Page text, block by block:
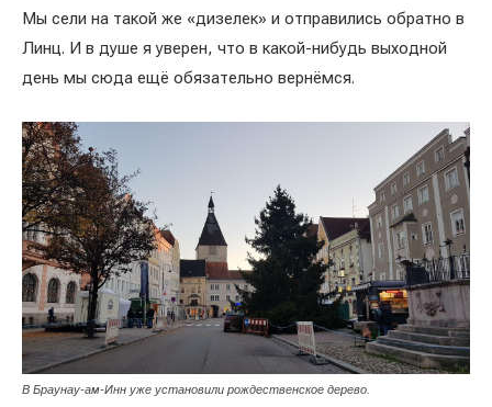
Мы сели на такой же «дизелек» и отправились обратно в
Линц. И в душе я уверен, что в какой-нибудь выходной
день мы сюда ещё обязательно вернёмся.
В Браунау-ам-Инн уже установили рождественское дерево.